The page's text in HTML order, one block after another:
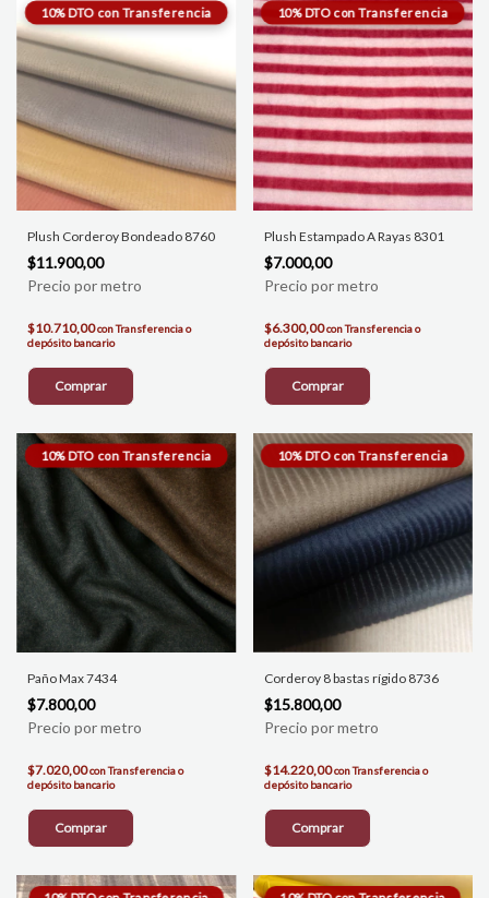
Plush Corderoy Bondeado 8760
$11.900,00
$10.710,00conTransferencia o
depósito bancario
Comprar
Plush Estampado A Rayas 8301
$7.000,00
$6.300,00conTransferencia o
depósito bancario
Comprar
Paño Max 7434
$7.800,00
$7.020,00conTransferencia o
depósito bancario
Comprar
Corderoy 8 bastas rígido 8736
$15.800,00
$14.220,00conTransferencia o
depósito bancario
Comprar